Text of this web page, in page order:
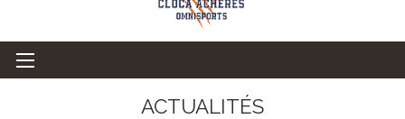
ACTUALITÉS